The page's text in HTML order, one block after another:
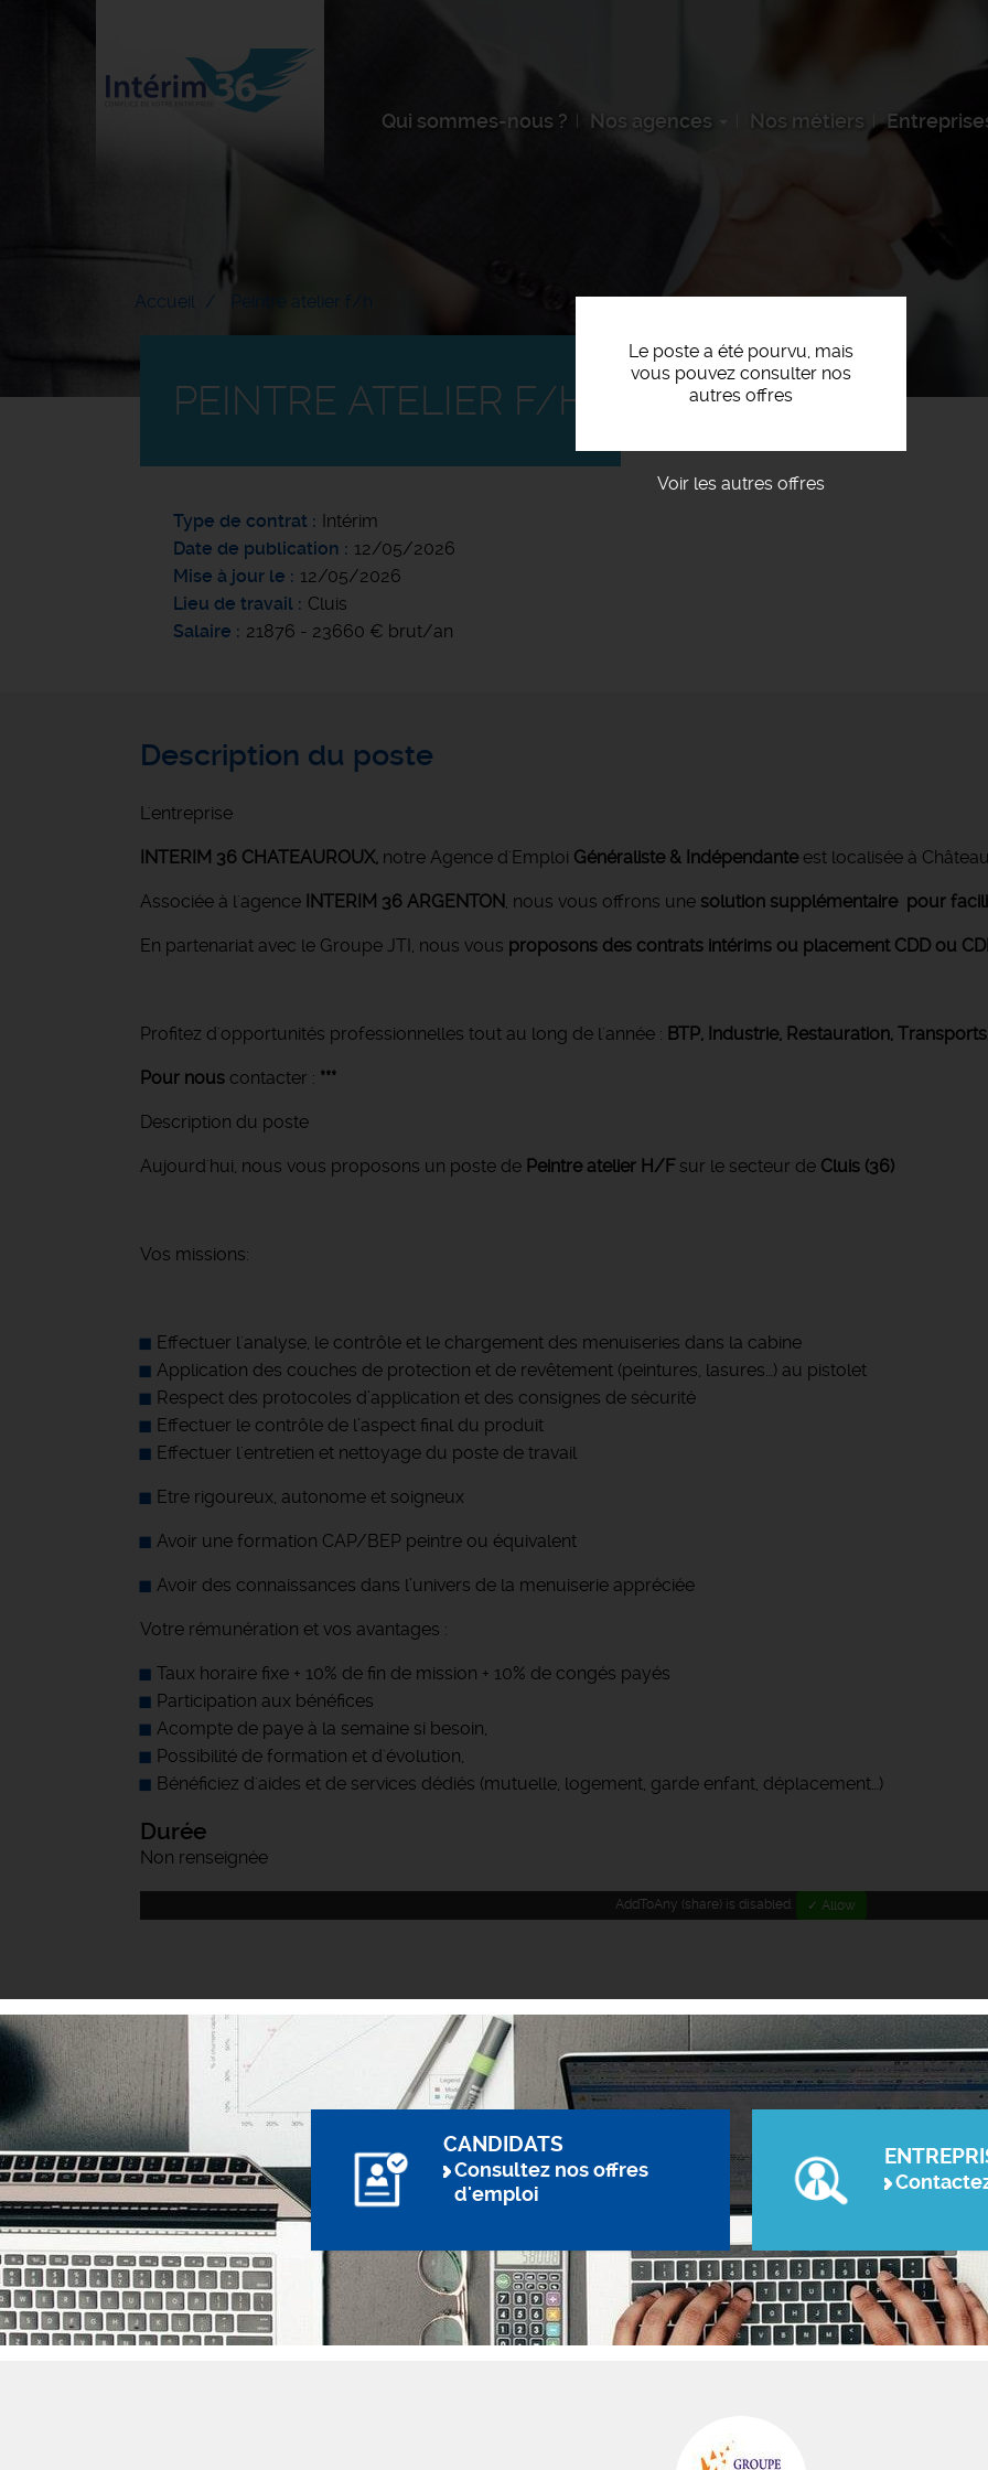
Qui sommes-nous ? Nos agences Nos métiers
Accueil Peintre atelier f/h
Le poste a été pourvu, mais
vous pouvez consulter nos
autres offres
Voir les autres offres
PEINTRE ATELIER F/H
Type de contrat
Intérim
Date de publication
12/05/2026
Mise à jour le
12/05/2026
Lieu de travail
Cluis
Salaire
21876 - 23660 € brut/an
Description du poste
L'entreprise
INTERIM 36 CHATEAUROUX, notre Agence d'Emploi Généraliste & Indépendante est localisée à
Associée à l'agence INTERIM 36 ARGENTON, nous vous offrons une solution supplémentaire pour
En partenariat avec le Groupe JTI, nous vous proposons des contrats intérims ou placement CDD ou
Profitez d'opportunités professionnelles tout au long de l'année : BTP, Industrie, Restauration,
Pour nous contacter : ***
Description du poste
Aujourd'hui, nous vous proposons un poste de Peintre atelier H/Fsur le secteur de Cluis (36)
Vos missions:
Effectuer l'analyse, le contrôle et le chargement des menuiseries dans la cabine
Application des couches de protection et de revêtement (peintures, lasures…) au pistolet
Respect des protocoles d’application et des consignes de sécurité
Effectuer le contrôle de l’aspect final du produit
Effectuer l'entretien et nettoyage du poste de travail
Etre rigoureux, autonome et soigneux
Avoir une formation CAP/BEP peintre ou équivalent
Avoir des connaissances dans l’univers de la menuiserie appréciée
Votre rémunération et vos avantages :
Taux horaire fixe + 10% de fin de mission + 10% de congés payés
Participation aux bénéfices
Acompte de paye à la semaine si besoin,
Possibilité de formation et d'évolution,
Bénéficiez d'aides et de services dédiés (mutuelle, logement, garde enfant, déplacement…)
Durée
Non renseignée
AddToAny (share) is disabled. ✓ Allow
CANDIDATS
Consultez nos offres
d'emploi